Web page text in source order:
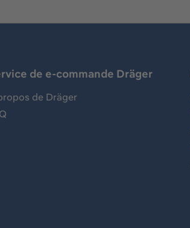
de e-commande Dräger
de Dräger